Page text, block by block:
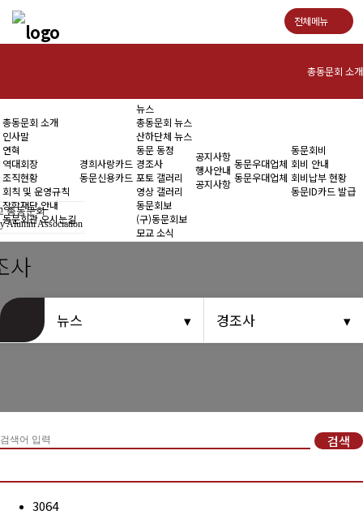
전체메뉴
총동문회 소개
인사말
연혁
역대회장
조직현황
동문회관 오시는길
동문신용카드
뉴스
총동문회 뉴스
총동문회 소개
인사말
연혁
역대회장
조직현황
회칙 및 운영규칙
장학재단 안내
동문회관 오시는길
경희사랑카드
동문신용카드
뉴스
총동문회 뉴스
산하단체 뉴스
동문 동정
경조사
포토 갤러리
영상 갤러리
동문회보
(구)동문회보
모교 소식
공지사항
행사안내
공지사항
동문우대업체
동문우대업체
동문회비
회비 안내
회비납부 현황
동문ID카드 발급
총동문회
Alumni Association
사
뉴스 경조사
검색
3064